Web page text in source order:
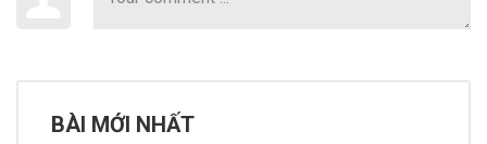
BÀI MỚI NHẤT